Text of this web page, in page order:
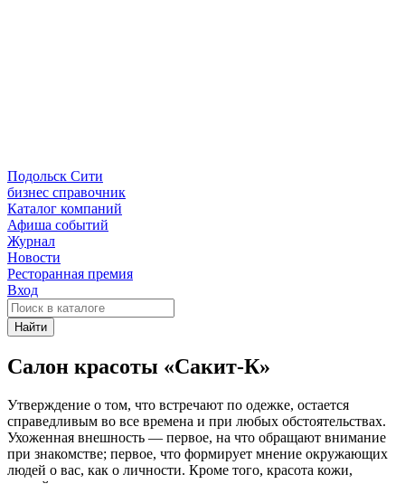
Подольск Сити
бизнес справочник
Каталог компаний
Афиша событий
Журнал
Новости
Ресторанная премия
Вход
Найти
Салон красоты «Сакит-К»
Утверждение о том, что встречают по одежке, остается
справедливым во все времена и при любых обстоятельствах.
Ухоженная внешность — первое, на что обращают внимание
при знакомстве; первое, что формирует мнение окружающих
людей о вас, как о личности. Кроме того, красота кожи,